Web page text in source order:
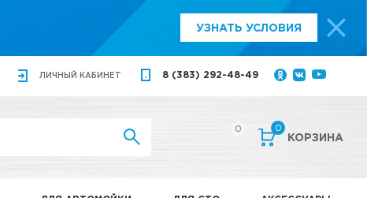
УЗНАТЬ УСЛОВИЯ
ЛИЧНЫЙ КАБИНЕТ 8 (383) 292-48-49
0 0
КОРЗИНА